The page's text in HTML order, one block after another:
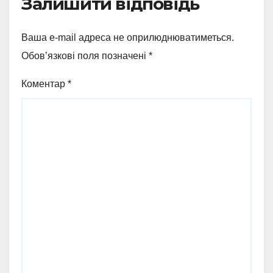
Ваша e-mail адреса не оприлюднюватиметься.
Обов’язкові поля позначені *
Коментар *